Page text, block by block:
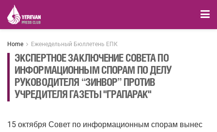
Home Еженедельный Бюллетень ЕПК
ЭКСПЕРТНОЕ ЗАКЛЮЧЕНИЕ СОВЕТА ПО
ИНФОРМАЦИОННЫМ СПОРАМ ПО ДЕЛУ
РУКОВОДИТЕЛЯ “ЗИНВОР” ПРОТИВ
УЧРЕДИТЕЛЯ ГАЗЕТЫ "ГРАПАРАК"
15 октября Совет по информационным спорам вынес